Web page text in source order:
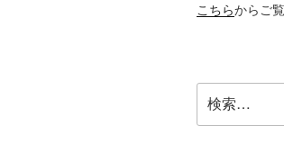
こちらからご
索: